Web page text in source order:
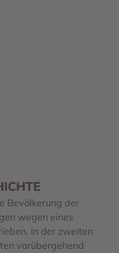
Bevölkerung der
wegen eines
In der zweiten
vorübergehend